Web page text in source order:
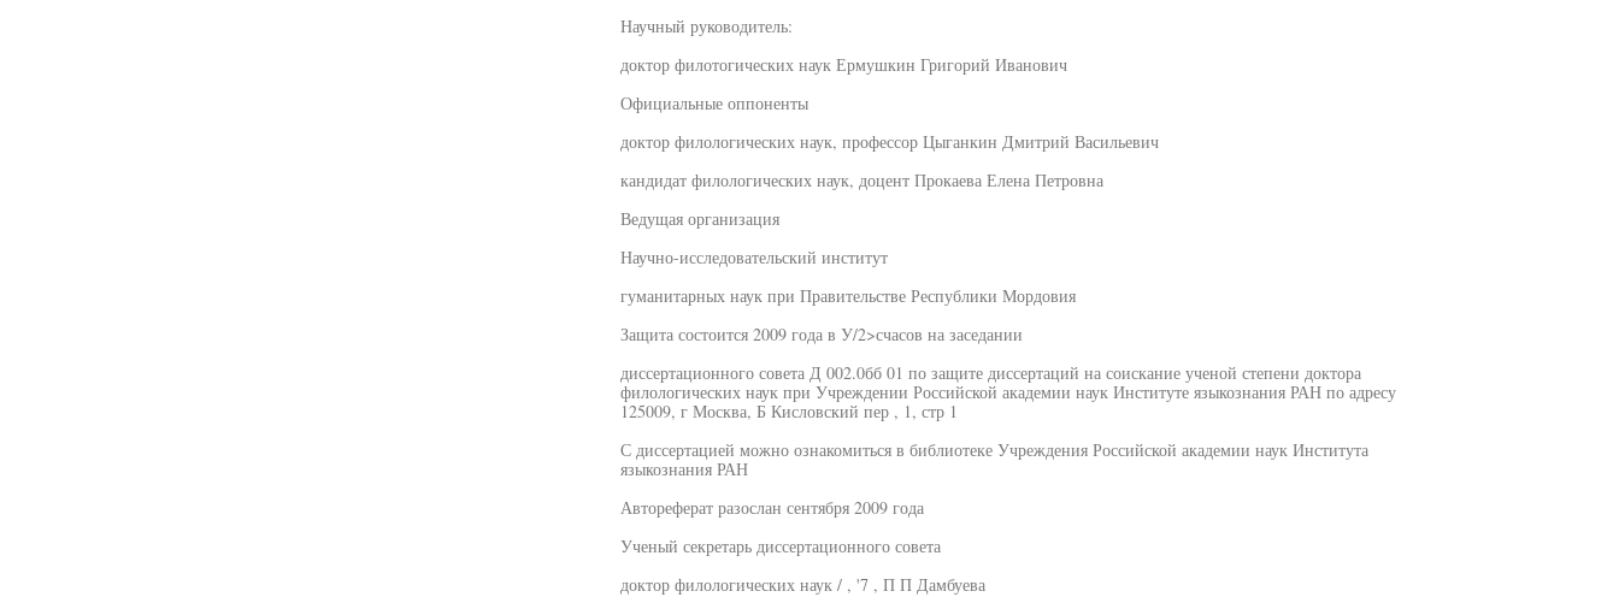
Научный руководитель:
доктор филотогических наук Ермушкин Григорий Иванович
Официальные оппоненты
доктор филологических наук, профессор Цыганкин Дмитрий Васильевич
кандидат филологических наук, доцент Прокаева Елена Петровна
Ведущая организация
Научно-исследовательский институт
гуманитарных наук при Правительстве Республики Мордовия
Защита состоится 2009 года в У/2>счасов на заседании
диссертационного совета Д 002.0бб 01 по защите диссертаций на соискание ученой степени доктора
филологических наук при Учреждении Российской академии наук Институте языкознания РАН по адресу
125009, г Москва, Б Кисловский пер , 1, стр 1
С диссертацией можно ознакомиться в библиотеке Учреждения Российской академии наук Института
языкознания РАН
Автореферат разослан сентября 2009 года
Ученый секретарь диссертационного совета
доктор филологических наук / , '7 , П П Дамбуева